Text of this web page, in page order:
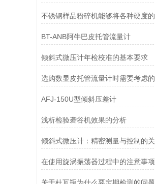
BT-ANB阿牛巴皮托管流量计
倾斜式微压计年检校准的基本要求
AFJ-150U型倾斜压差计
浅析检验砻谷机效果的分析
在使用旋涡振荡器过程中的注意事项